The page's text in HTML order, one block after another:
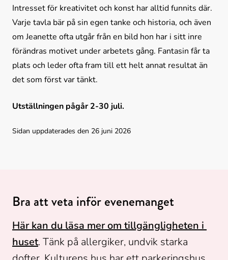
Intresset för kreativitet och konst har alltid funnits där.
Varje tavla bär på sin egen tanke och historia, och även
om Jeanette ofta utgår från en bild hon har i sitt inre
förändras motivet under arbetets gång. Fantasin får ta
plats och leder ofta fram till ett helt annat resultat än
det som först var tänkt.
Utställningen pågår 2-30 juli.
Sidan uppdaterades den 26 juni 2026
Bra att veta inför evenemanget
Här kan du läsa mer om tillgängligheten i
huset. Tänk på allergiker, undvik starka